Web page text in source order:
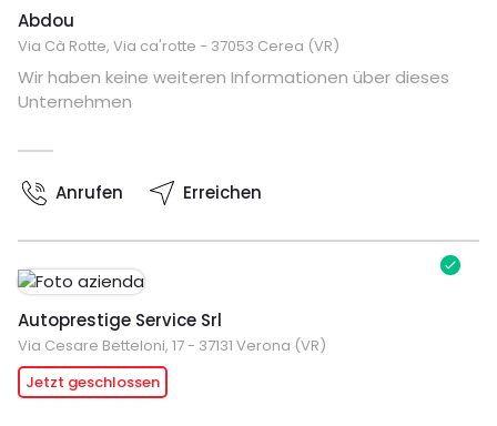
Abdou
Via Cà Rotte, Via ca'rotte - 37053 Cerea (VR)
Wir haben keine weiteren Informationen über dieses
Unternehmen
Anrufen Erreichen
Autoprestige Service Srl
Via Cesare Betteloni, 17 - 37131 Verona (VR)
Jetzt geschlossen